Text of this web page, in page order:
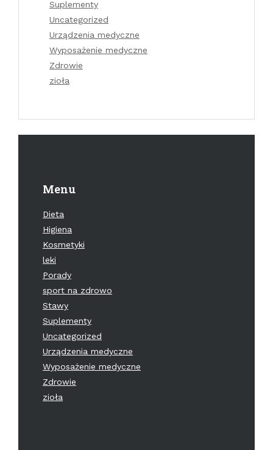
Suplementy
Uncategorized
Urządzenia medyczne
Wyposażenie medyczne
Zdrowie
zioła
Menu
Dieta
Higiena
Kosmetyki
leki
Porady
sport na zdrowo
Stawy
Suplementy
Uncategorized
Urządzenia medyczne
Wyposażenie medyczne
Zdrowie
zioła